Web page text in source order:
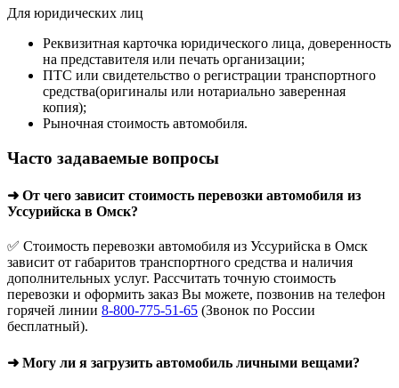
Для юридических лиц
Реквизитная карточка юридического лица, доверенность
на представителя или печать организации;
ПТС или свидетельство о регистрации транспортного
средства(оригиналы или нотариально заверенная
копия);
Рыночная стоимость автомобиля.
Часто задаваемые вопросы
➜ От чего зависит стоимость перевозки автомобиля из
Уссурийска в Омск?
✅ Стоимость перевозки автомобиля из Уссурийска в Омск
зависит от габаритов транспортного средства и наличия
дополнительных услуг. Рассчитать точную стоимость
перевозки и оформить заказ Вы можете, позвонив на телефон
горячей линии 8-800-775-51-65 (Звонок по России
бесплатный).
➜ Могу ли я загрузить автомобиль личными вещами?